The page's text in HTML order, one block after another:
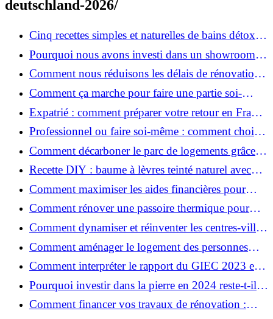
deutschland-2026/
Cinq recettes simples et naturelles de bains détox
maison
Pourquoi nous avons investi dans un showroom-
atelier et ce que cela apporte aux clients
Comment nous réduisons les délais de rénovation à
3 mois au lieu de 6?
Comment ça marche pour faire une partie soi-
même et nous confier le reste ?
Expatrié : comment préparer votre retour en France
et rénover votre bien à distance ?
Professionnel ou faire soi-même : comment choisir
pour votre rénovation ?
Comment décarboner le parc de logements grâce à
la rénovation énergétique ?
Recette DIY : baume à lèvres teinté naturel avec
SPF
Comment maximiser les aides financières pour
votre rénovation ?
Comment rénover une passoire thermique pour
une maison durable ?
Comment dynamiser et réinventer les centres-villes
avec Action Cœur de Ville ?
Comment aménager le logement des personnes
âgées et obtenir des aides financières ?
Comment interpréter le rapport du GIEC 2023 et
en retenir l'essentiel ?
Pourquoi investir dans la pierre en 2024 reste-t-il
un choix sûr ?
Comment financer vos travaux de rénovation :